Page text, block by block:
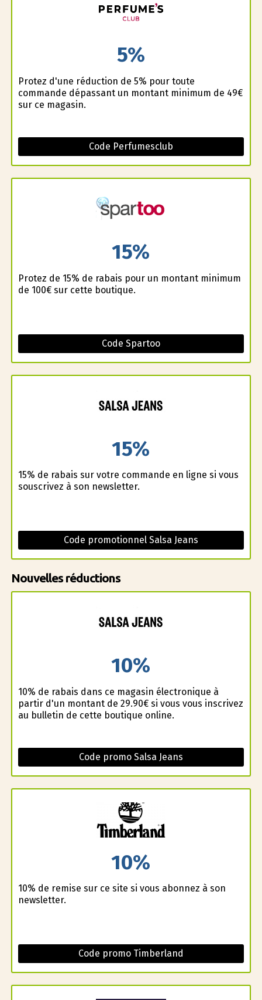
5%
Profitez d'une réduction de 5% pour toute
commande dépassant un montant minimum de 49€
sur ce magasin.
Code Perfumesclub
15%
Profitez de 15% de rabais pour un montant minimum
de 100€ sur cette boutique.
Code Spartoo
15%
15% de rabais sur votre commande en ligne si vous
souscrivez à son newsletter.
Code promotionnel Salsa Jeans
Nouvelles réductions
10%
10% de rabais dans ce magasin électronique à
partir d'un montant de 29.90€ si vous vous inscrivez
au bulletin de cette boutique online.
Code promo Salsa Jeans
10%
10% de remise sur ce site si vous abonnez à son
newsletter.
Code promo Timberland